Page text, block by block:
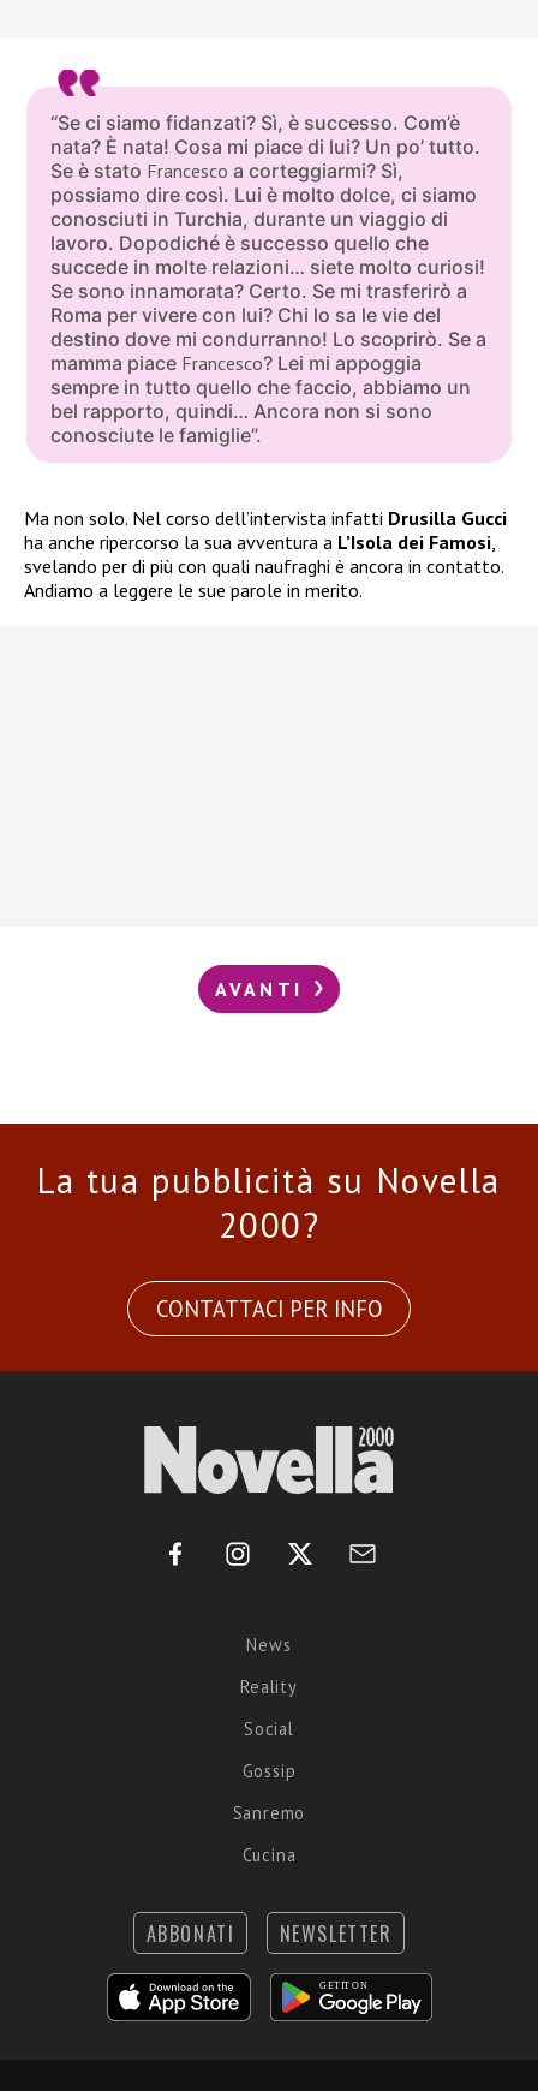
“Se ci siamo fidanzati? Sì, è successo. Com’è
nata? È nata! Cosa mi piace di lui? Un po’ tutto.
Se è stato Francesco a corteggiarmi? Sì,
possiamo dire così. Lui è molto dolce, ci siamo
conosciuti in Turchia, durante un viaggio di
lavoro. Dopodiché è successo quello che
succede in molte relazioni… siete molto curiosi!
Se sono innamorata? Certo. Se mi trasferirò a
Roma per vivere con lui? Chi lo sa le vie del
destino dove mi condurranno! Lo scoprirò. Se a
mamma piace Francesco? Lei mi appoggia
sempre in tutto quello che faccio, abbiamo un
bel rapporto, quindi… Ancora non si sono
conosciute le famiglie”.
Ma non solo. Nel corso dell’intervista infatti Drusilla Gucci
ha anche ripercorso la sua avventura a L’Isola dei Famosi
svelando per di più con quali naufraghi è ancora in contatto.
Andiamo a leggere le sue parole in merito.
AVANTI
La tua pubblicità su Novella
2000?
CONTATTACI PER INFO
News
Reality
Social
Gossip
Sanremo
Cucina
ABBONATI NEWSLETTER